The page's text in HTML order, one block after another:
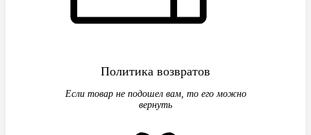
Политика возвратов
Если товар не подошел вам, то его можно
вернуть